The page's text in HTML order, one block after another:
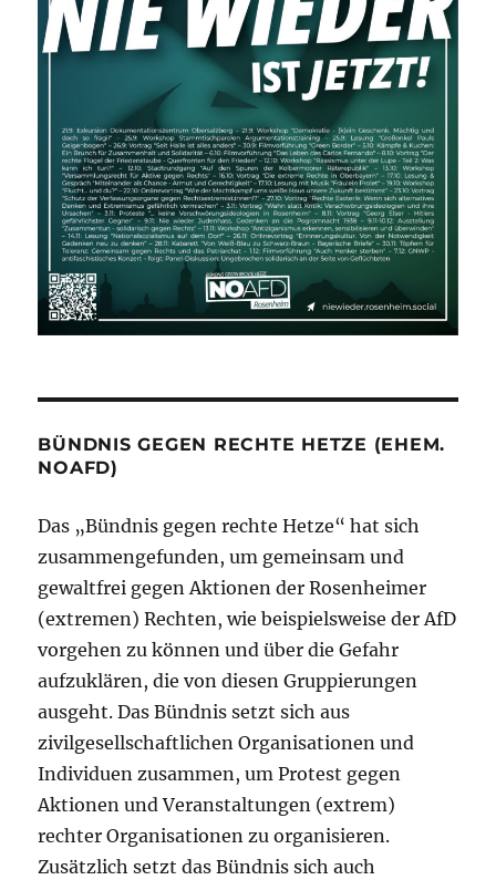
BÜNDNIS GEGEN RECHTE HETZE (EHEM.
NOAFD)
Das „Bündnis gegen rechte Hetze“ hat sich
zusammengefunden, um gemeinsam und
gewaltfrei gegen Aktionen der Rosenheimer
(extremen) Rechten, wie beispielsweise der AfD
vorgehen zu können und über die Gefahr
aufzuklären, die von diesen Gruppierungen
ausgeht. Das Bündnis setzt sich aus
zivilgesellschaftlichen Organisationen und
Individuen zusammen, um Protest gegen
Aktionen und Veranstaltungen (extrem)
rechter Organisationen zu organisieren.
Zusätzlich setzt das Bündnis sich auch